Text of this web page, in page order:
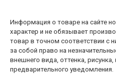
Информация о товаре на сайте
характер и не обязывает
товар в точном соответствии с
за собой право на
внешнего вида, оттенка, рисунка,
предварительного уведомления.